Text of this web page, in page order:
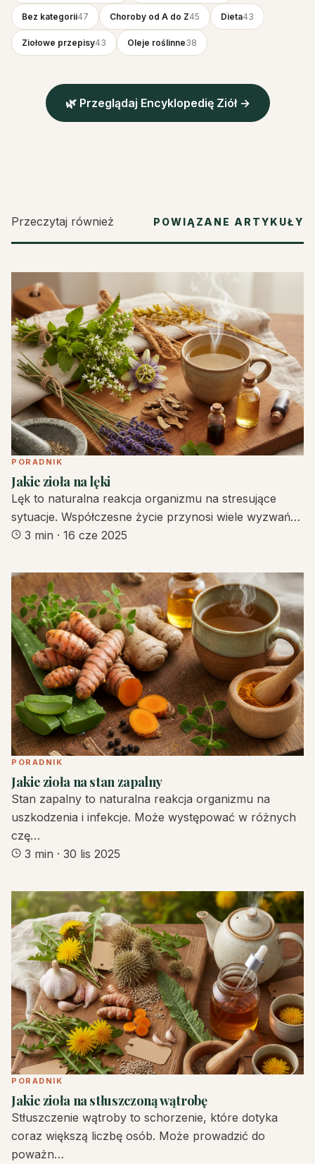
Bez kategorii47 Choroby od A do Z45 Dieta43
Ziołowe przepisy43 Oleje roślinne38
🌿 Przeglądaj Encyklopedię Ziół →
Przeczytaj również POWIĄZANE ARTYKUŁY
PORADNIK
Jakie zioła na lęki
Lęk to naturalna reakcja organizmu na stresujące
sytuacje. Współczesne życie przynosi wiele wyzwań…
3 min · 16 cze 2025
PORADNIK
Jakie zioła na stan zapalny
Stan zapalny to naturalna reakcja organizmu na
uszkodzenia i infekcje. Może występować w różnych
czę…
3 min · 30 lis 2025
PORADNIK
Jakie zioła na stłuszczoną wątrobę
Stłuszczenie wątroby to schorzenie, które dotyka
coraz większą liczbę osób. Może prowadzić do
poważn…